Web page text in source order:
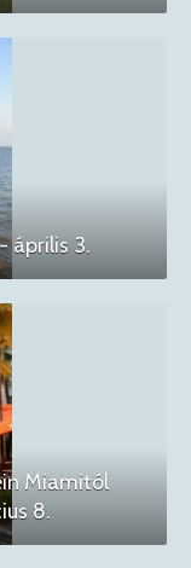
április 3.
Miamitól
8.